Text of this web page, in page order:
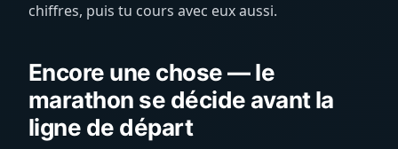
chiffres, puis tu cours avec eux aussi.
Encore une chose — le
marathon se décide avant la
ligne de départ